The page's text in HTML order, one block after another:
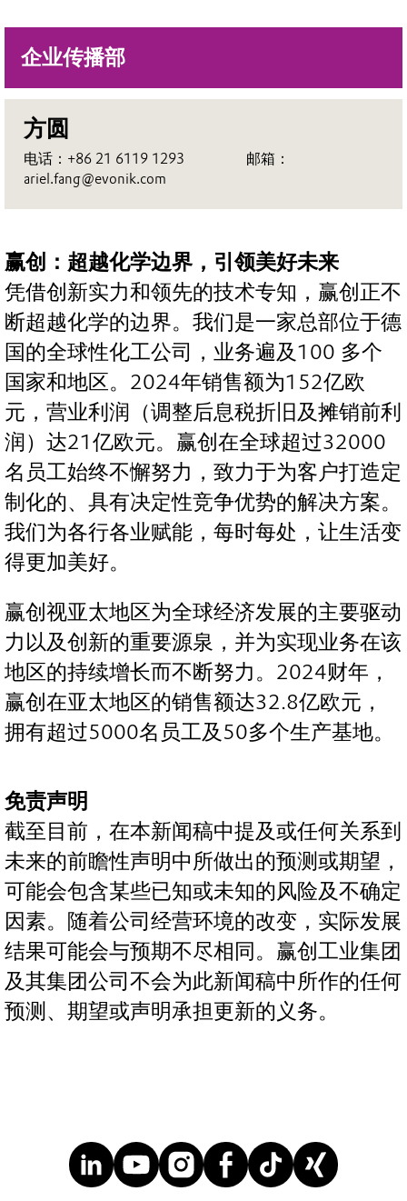
企业传播部
方圆
电话：+86 21 6119 1293 邮箱：
ariel.fang@evonik.com
赢创：超越化学边界，引领美好未来
凭借创新实力和领先的技术专知，赢创正不
断超越化学的边界。我们是一家总部位于德
国的全球性化工公司，业务遍及100 多个
国家和地区。2024年销售额为152亿欧
元，营业利润（调整后息税折旧及摊销前利
润）达21亿欧元。赢创在全球超过32000
名员工始终不懈努力，致力于为客户打造定
制化的、具有决定性竞争优势的解决方案。
我们为各行各业赋能，每时每处，让生活变
得更加美好。
赢创视亚太地区为全球经济发展的主要驱动
力以及创新的重要源泉，并为实现业务在该
地区的持续增长而不断努力。2024财年，
赢创在亚太地区的销售额达32.8亿欧元，
拥有超过5000名员工及50多个生产基地。
免责声明
截至目前，在本新闻稿中提及或任何关系到
未来的前瞻性声明中所做出的预测或期望，
可能会包含某些已知或未知的风险及不确定
因素。随着公司经营环境的改变，实际发展
结果可能会与预期不尽相同。赢创工业集团
及其集团公司不会为此新闻稿中所作的任何
预测、期望或声明承担更新的义务。